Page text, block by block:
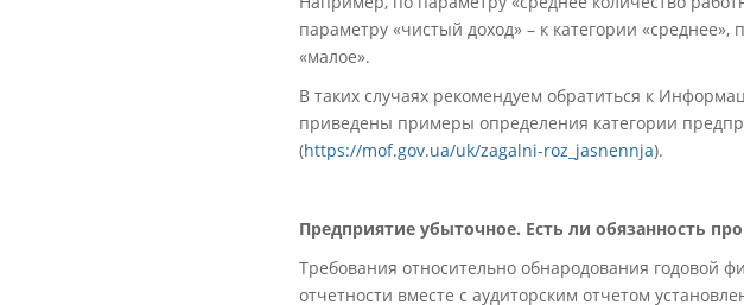
параметру «чистый доход» – к категории «среднее»,
«малое».
В таких случаях рекомендуем обратиться к
приведены примеры определения категории
(https://mof.gov.ua/uk/zagalni-roz_jasnennja).
Предприятие убыточное. Есть ли обязанность
Требования относительно обнародования годовой
отчетности вместе с аудиторским отчетом